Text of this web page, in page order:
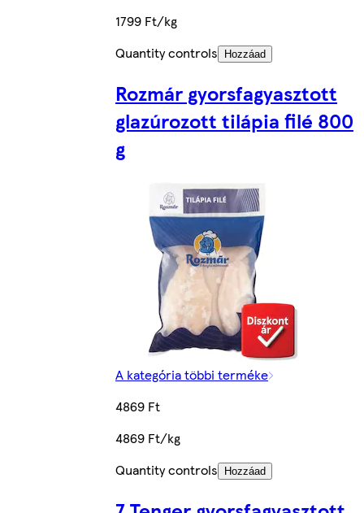
1799 Ft/kg
Quantity controls
Hozzáad
Rozmár gyorsfagyasztott
glazúrozott tilápia filé 800
g
A kategória többi terméke
4869 Ft
4869 Ft/kg
Quantity controls
Hozzáad